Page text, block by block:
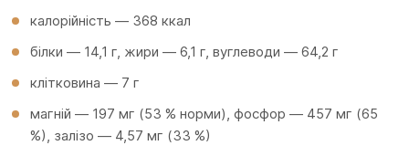
калорійність — 368 ккал
білки — 14,1 г, жири — 6,1 г, вуглеводи — 64,2 г
клітковина — 7 г
магній — 197 мг (53 % норми), фосфор — 457 мг (65
%), залізо — 4,57 мг (33 %)